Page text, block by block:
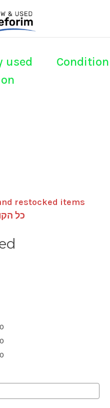
used Condition
restocked items
כל